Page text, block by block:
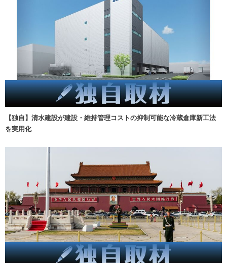
【独自】清水建設が建設・維持管理コストの抑制可能な冷蔵倉庫新工法
を実用化